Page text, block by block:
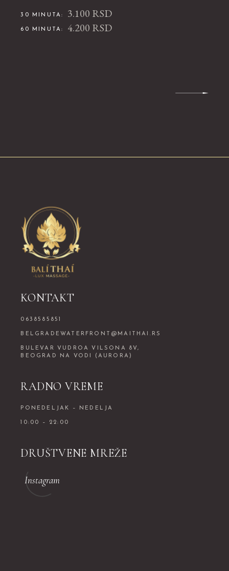
30 MINUTA: 3.100 RSD
60 MINUTA: 4.200 RSD
KONTAKT
0638585851
BELGRADEWATERFRONT@MAITHAI.RS
BULEVAR VUDROA VILSONA 8V,
BEOGRAD NA VODI (AURORA)
RADNO VREME
PONEDELJAK – NEDELJA
10:00 – 22:00
DRUŠTVENE MREŽE
Instagram